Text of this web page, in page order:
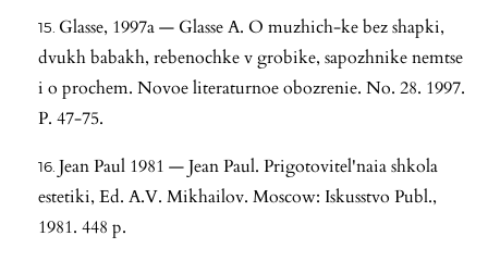
Glasse, 1997a — Glasse A. O muzhich-ke bez shapki,
dvukh babakh, rebenochke v grobike, sapozhnike nemtse
i o prochem. Novoe literaturnoe obozrenie. No. 28. 1997.
P. 47-75.
Jean Paul 1981 — Jean Paul. Prigotovitel'naia shkola
estetiki, Ed. A.V. Mikhailov. Moscow: Iskusstvo Publ.,
1981. 448 p.